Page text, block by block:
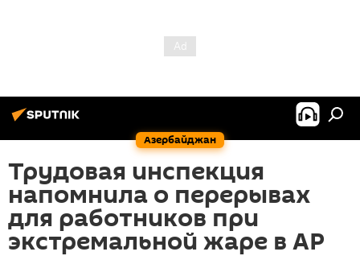
Азербайджан
Трудовая инспекция
напомнила о перерывах
для работников при
экстремальной жаре в АР